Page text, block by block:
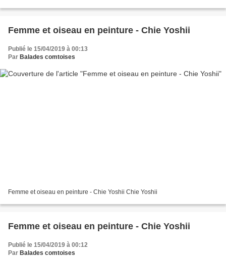
Femme et oiseau en peinture - Chie Yoshii
Publié le 15/04/2019 à 00:13
Par Balades comtoises
Femme et oiseau en peinture - Chie Yoshii Chie Yoshii
Femme et oiseau en peinture - Chie Yoshii
Publié le 15/04/2019 à 00:12
Par Balades comtoises